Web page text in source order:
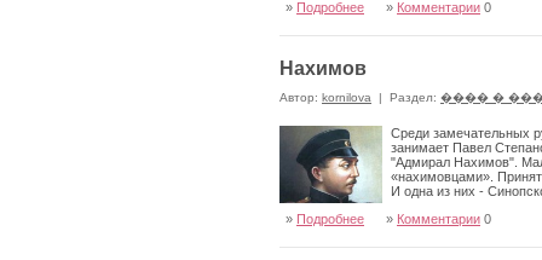
» Подробнее » Комментарии 0
Нахимов
Автор: kornilova | Раздел: ���� �
Среди замечательных
занимает Павел
"Адмирал Нахимов".
«нахимовцами».
И одна из них -
» Подробнее » Комментарии 0